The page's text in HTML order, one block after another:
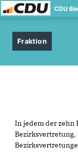
CDU
Fraktion
In jedem der zehn
Bezirksvertretung,